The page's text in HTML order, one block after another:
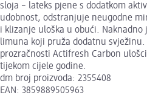
sloja – lateks pjene s dodatkom
udobnost, odstranjuje neugodne
i klizanje uloška u obući.
limuna koji pruža dodatnu
prozračnosti Actifresh Carbon
tijekom cijele godine.
dm broj proizvoda: 2355408
EAN: 3859889505963